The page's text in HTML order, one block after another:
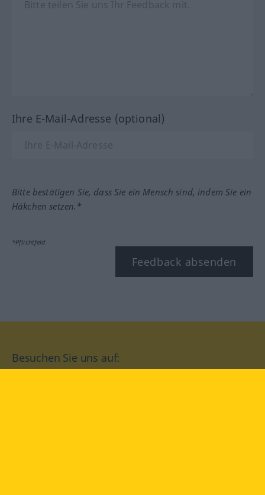
Ihre E-Mail-Adresse (optional)
Bitte bestätigen Sie, dass Sie ein Mensch sind, indem Sie ein
Häkchen setzen.*
*Pflichtfeld
Feedback absenden
Besuchen Sie uns auf: